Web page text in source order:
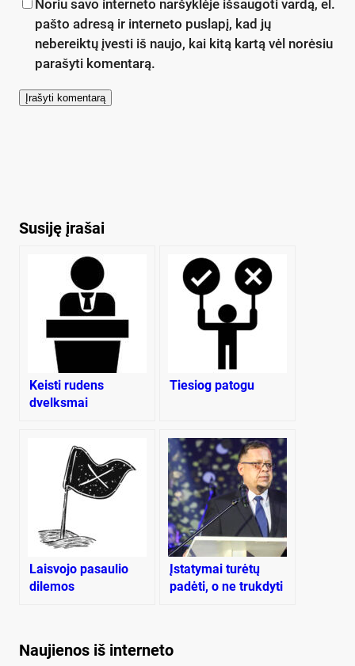
Noriu savo interneto naršyklėje išsaugoti vardą, el.
pašto adresą ir interneto puslapį, kad jų
nebereiktų įvesti iš naujo, kai kitą kartą vėl norėsiu
parašyti komentarą.
Susiję įrašai
Keisti rudens
dvelksmai
Tiesiog patogu
Laisvojo pasaulio
dilemos
Įstatymai turėtų
padėti, o ne trukdyti
Naujienos iš interneto